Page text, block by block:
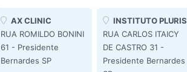
AX CLINIC
RUA ROMILDO BONINI
61 - Presidente
Bernardes SP
INSTITUTO PLURIS
RUA CARLOS ITAICY
DE CASTRO 31 -
Presidente Bernardes